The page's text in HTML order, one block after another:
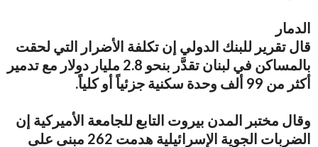
الدمار
قال تقرير للبنك الدولي إن تكلفة الأضرار التي لحقت
بالمساكن في لبنان تقدَّر بنحو 2.8 مليار دولار مع تدمير
أكثر من 99 ألف وحدة سكنية جزئياً أو كلياً.
وقال مختبر المدن بيروت التابع للجامعة الأميركية إن
الضربات الجوية الإسرائيلية هدمت 262 مبنى على